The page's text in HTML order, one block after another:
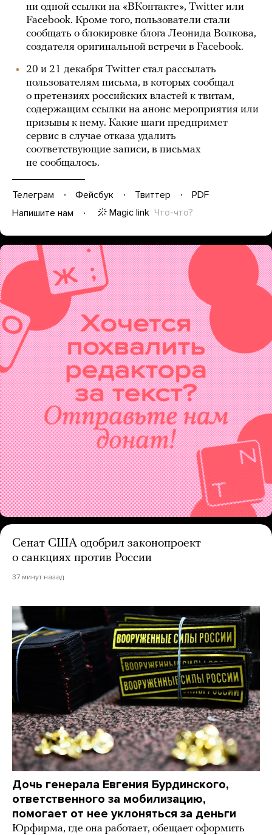
ни одной ссылки на «ВКонтакте», Twitter или
Facebook. Кроме того, пользователи стали
сообщать о блокировке блога Леонида Волкова,
создателя оригинальной встречи в Facebook.
20 и 21 декабря Twitter стал рассылать
пользователям письма, в которых сообщал
о претензиях российских властей к твитам,
содержащим ссылки на анонс мероприятия или
призывы к нему. Какие шаги предпримет
сервис в случае отказа удалить
соответствующие записи, в письмах
не сообщалось.
Телеграм Фейсбук Твиттер
PDF
Напишите нам
Magic link Что-что?
Сенат США одобрил законопроект
о санкциях против России
37 минут назад
Дочь генерала Евгения Бурдинского,
ответственного за мобилизацию,
помогает от нее уклоняться за деньги
Юрфирма, где она работает, обещает оформить